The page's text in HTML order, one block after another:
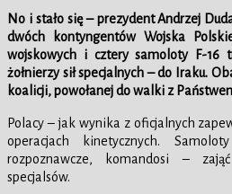
No i stało się – prezydent Andrzej
dwóch kontyngentów Wojska
wojskowych i cztery samoloty F-16
żołnierzy sił specjalnych – do Iraku.
koalicji, powołanej do walki z
Polacy – jak wynika z oficjalnych
operacjach kinetycznych.
rozpoznawcze, komandosi –
specjalsów.